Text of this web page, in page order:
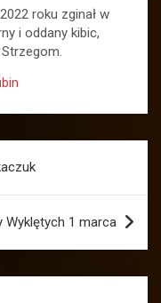
roku zginał w
i oddany kibic,
Wyklętych 1 marca